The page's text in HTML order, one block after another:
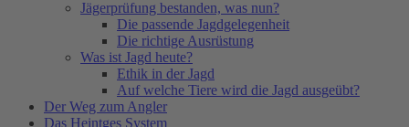
Jägerprüfung bestanden, was nun?
Die passende Jagdgelegenheit
Die richtige Ausrüstung
Was ist Jagd heute?
Ethik in der Jagd
Auf welche Tiere wird die Jagd ausgeübt?
Der Weg zum Angler
Das Heintges System